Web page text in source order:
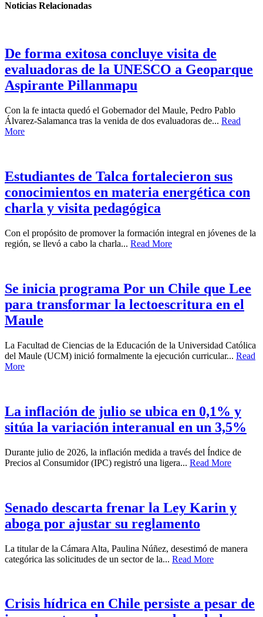
Noticias Relacionadas
De forma exitosa concluye visita de
evaluadoras de la UNESCO a Geoparque
Aspirante Pillanmapu
Con la fe intacta quedó el Gobernador del Maule, Pedro Pablo
Álvarez-Salamanca tras la venida de dos evaluadoras de... Read
More
Estudiantes de Talca fortalecieron sus
conocimientos en materia energética con
charla y visita pedagógica
Con el propósito de promover la formación integral en jóvenes de la
región, se llevó a cabo la charla... Read More
Se inicia programa Por un Chile que Lee
para transformar la lectoescritura en el
Maule
La Facultad de Ciencias de la Educación de la Universidad Católica
del Maule (UCM) inició formalmente la ejecución curricular... Read
More
La inflación de julio se ubica en 0,1% y
sitúa la variación interanual en un 3,5%
Durante julio de 2026, la inflación medida a través del Índice de
Precios al Consumidor (IPC) registró una ligera... Read More
Senado descarta frenar la Ley Karin y
aboga por ajustar su reglamento
La titular de la Cámara Alta, Paulina Núñez, desestimó de manera
categórica las solicitudes de un sector de la... Read More
Crisis hídrica en Chile persiste a pesar de